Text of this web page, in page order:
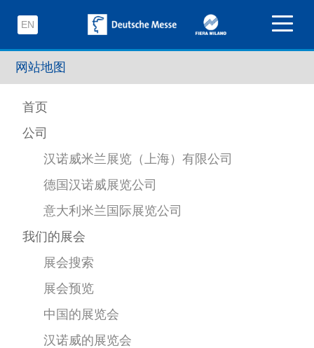
EN
网站地图
首页
公司
汉诺威米兰展览（上海）有限公司
德国汉诺威展览公司
意大利米兰国际展览公司
我们的展会
展会搜索
展会预览
中国的展览会
汉诺威的展览会